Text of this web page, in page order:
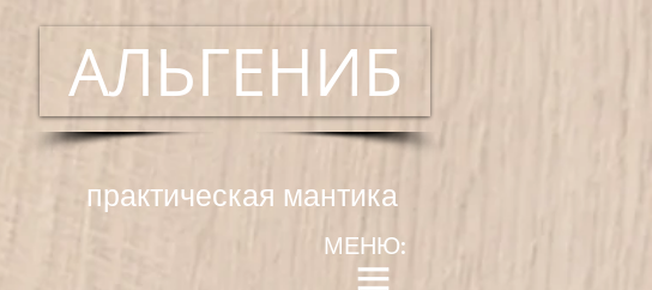
АЛЬГЕНИБ
практическая мантика
МЕНЮ: